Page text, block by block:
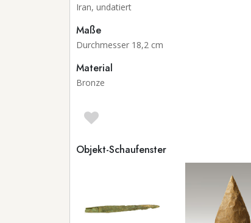
Iran, undatiert
Maße
Durchmesser 18,2 cm
Material
Bronze
Objekt-Schaufenster